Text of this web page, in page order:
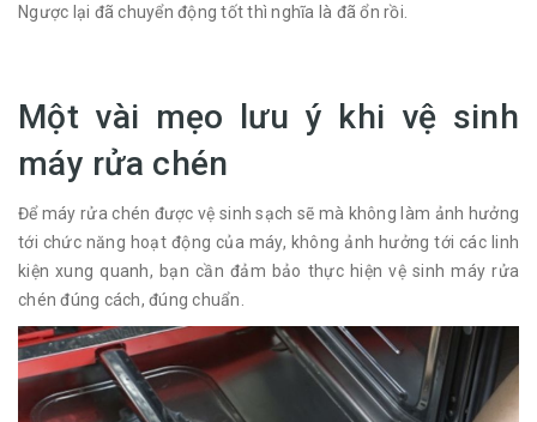
Ngược lại đã chuyển động tốt thì nghĩa là đã ổn rồi.
Một vài mẹo lưu ý khi vệ sinh
máy rửa chén
Để máy rửa chén được vệ sinh sạch sẽ mà không làm ảnh hưởng
tới chức năng hoạt động của máy, không ảnh hưởng tới các linh
kiện xung quanh, bạn cần đảm bảo thực hiện vệ sinh máy rửa
chén đúng cách, đúng chuẩn.